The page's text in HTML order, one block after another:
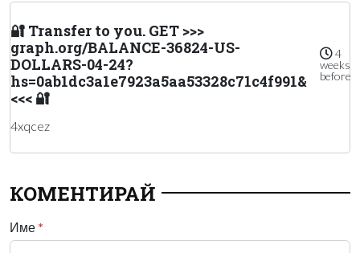
🔐 Transfer to you. GET >>>
graph.org/BALANCE-36824-US-
DOLLARS-04-24?
hs=0ab1dc3a1e7923a5aa53328c71c4f991&
<<< 🔐
4
weeks
before
4xqcez
КОМЕНТИРАЙ
Име *